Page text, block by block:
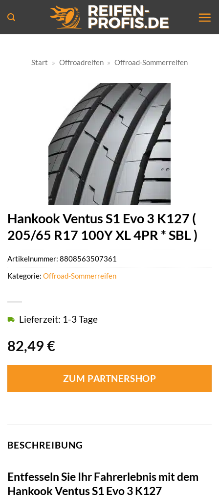
Inhalt
springen
Start » Offroadreifen » Offroad-Sommerreifen
Hankook Ventus S1 Evo 3 K127 (
205/65 R17 100Y XL 4PR * SBL )
82,49 €
Lieferzeit: 1-3 Tage
ZUM PARTNERSHOP
Artikelnummer: 8808563507361
Kategorie: Offroad-Sommerreifen
BESCHREIBUNG
Entfesseln Sie Ihr Fahrerlebnis mit dem
Hankook Ventus S1 Evo 3 K127